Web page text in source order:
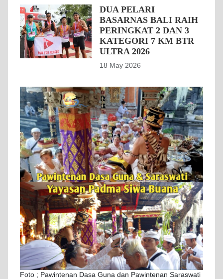
DUA PELARI
BASARNAS BALI RAIH
PERINGKAT 2 DAN 3
KATEGORI 7 KM BTR
ULTRA 2026
18 May 2026
Foto ; Pawintenan Dasa Guna dan Pawintenan Saraswati